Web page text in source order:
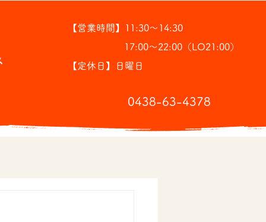
【営業時間】11:30～14:30
17:00～22:00（LO21:00）
【定休日】日曜日
​0438-63-4378